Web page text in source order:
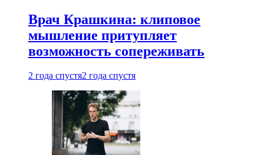
Врач Крашкина: клиповое
мышление притупляет
возможность сопереживать
2 года спустя2 года спустя